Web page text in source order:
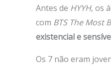
Antes de HYYH, os
com BTS The Most
existencial e
Os 7 não eram